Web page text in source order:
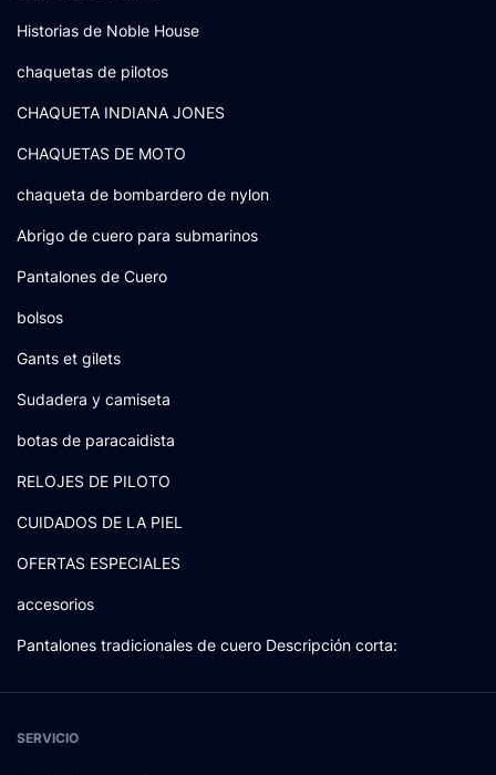
Historias de Noble House
chaquetas de pilotos
CHAQUETA INDIANA JONES
CHAQUETAS DE MOTO
chaqueta de bombardero de nylon
Abrigo de cuero para submarinos
Pantalones de Cuero
bolsos
Gants et gilets
Sudadera y camiseta
botas de paracaidista
RELOJES DE PILOTO
CUIDADOS DE LA PIEL
OFERTAS ESPECIALES
accesorios
Pantalones tradicionales de cuero Descripción corta:
SERVICIO